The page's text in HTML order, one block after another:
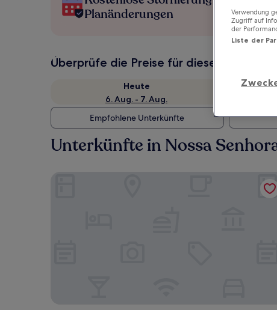
Planänderungen
Überprüfe die Preise für diese Daten
Heute
6. Aug. - 7. Aug.
Empfohlene Unterkünfte
Unterkünfte in Nossa
Verwendung
Zugriff auf
der
Liste der